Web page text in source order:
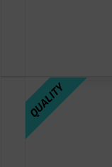
QUALITY